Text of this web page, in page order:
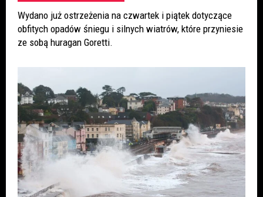
Wydano już ostrzeżenia na czwartek i piątek dotyczące
obfitych opadów śniegu i silnych wiatrów, które przyniesie
ze sobą huragan Goretti.